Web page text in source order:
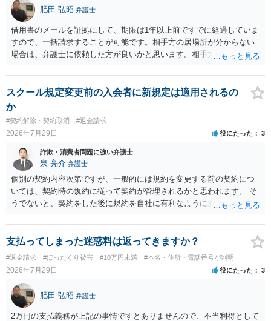
肥田 弘昭 弁護士
借用書のメールを証拠にして、期限は1年以上前ですでに経過していま
すので、一括請求することが可能です。相手方の居場所が分からない
場合は、弁護士に依頼した方が良いかと思います。相手方の居場所が
さい。
スクール規定変更前の入会者に新規定は適用されるの
か
#契約解除・契約取消 #返金請求
2026年7月29日 役にたった 3
詐欺・消費者問題に強い弁護士
泉 亮介 弁護士
個別の契約内容次第ですが、一般的には規約を変更する前の契約につ
いては、契約時の規約に従って契約が管理されるかと思われます。 そ
うでないと、契約をした後に規約を自社に有利なように変更し、それ
る場合があるかと思われます。
支払ってしまった迷惑料は返ってきますか？
#返金請求 #ぼったくり被害 #10万円未満 #本名・住所・電話番号が判明
2026年7月29日 役にたった 3
肥田 弘昭 弁護士
2万円の支払義務が上記の事情ですとありませんので、不当利得として